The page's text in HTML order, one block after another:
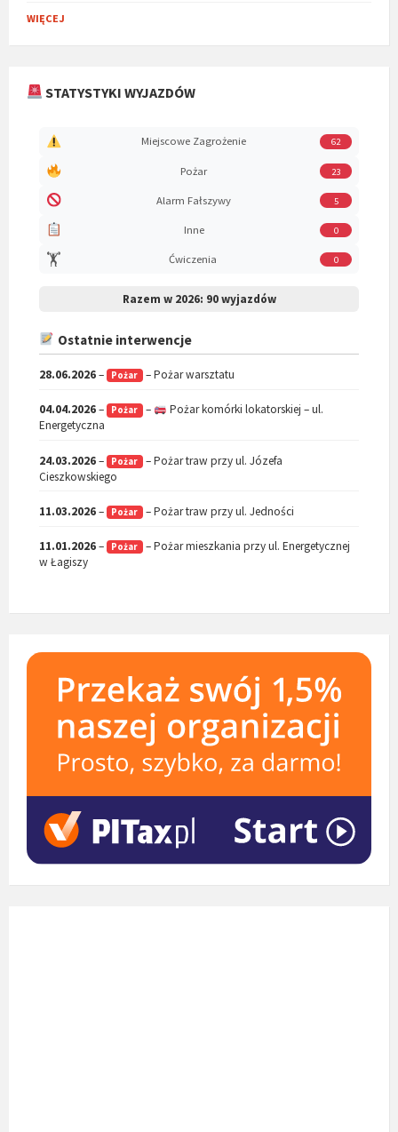
WIĘCEJ
STATYSTYKI WYJAZDÓW
Miejscowe Zagrożenie 62
Pożar 23
Alarm Fałszywy 5
Inne 0
🏋️ Ćwiczenia 0
Razem w 2026: 90 wyjazdów
Ostatnie interwencje
28.06.2026– Pożar – Pożar warsztatu
04.04.2026– Pożar –
Pożar komórki lokatorskiej – ul.
Energetyczna
24.03.2026– Pożar – Pożar traw przy ul. Józefa
Cieszkowskiego
11.03.2026– Pożar – Pożar traw przy ul. Jedności
11.01.2026– Pożar – Pożar mieszkania przy ul. Energetycznej
w Łagiszy